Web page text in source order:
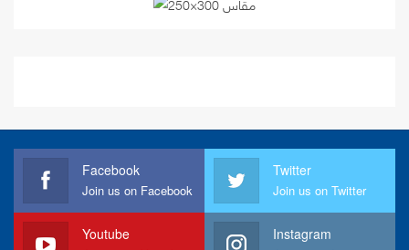
Facebook
Join us on Facebook
Twitter
Join us on Twitter
Youtube Instagram